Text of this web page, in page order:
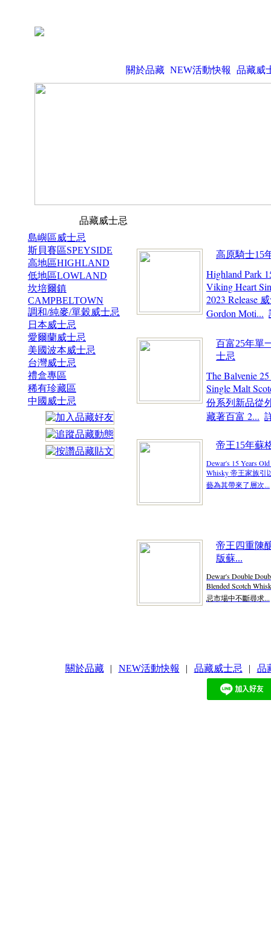
關於品藏 NEW活動快報 品藏威
品藏威士忌
島嶼區威士忌
斯貝賽區SPEYSIDE
高地區HIGHLAND
低地區LOWLAND
坎培爾鎮
CAMPBELTOWN
調和/純麥/單穀威士忌
日本威士忌
愛爾蘭威士忌
美國波本威士忌
台灣威士忌
禮盒專區
稀有珍藏區
中國威士忌
高原騎士15
Highland Park
Viking Heart
2023 Release
Gordon Moti...
百富25年單
士忌
The Balvenie
Single Malt
份系列新品從
藏著百富 2...
帝王15年蘇
Dewar's 15 Years
Whisky 帝王家族引
藝為其帶來了層次...
帝王四重陳
版蘇...
Dewar's Double
Blended Scotch
忌市場中不斷尋求...
關於品藏 | NEW活動快報 | 品藏威士忌 | 品